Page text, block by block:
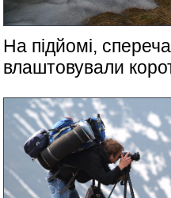
На підйомі,
влаштовували